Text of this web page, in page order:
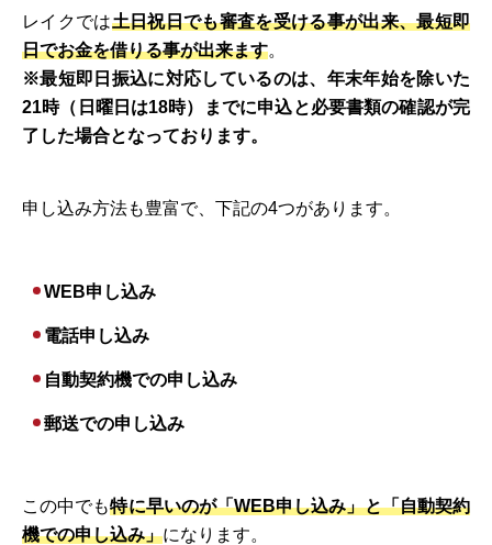
レイクでは土日祝日でも審査を受ける事が出来、最短即
日でお金を借りる事が出来ます。
※最短即日振込に対応しているのは、年末年始を除いた
21時（日曜日は18時）までに申込と必要書類の確認が完
了した場合となっております。
申し込み方法も豊富で、下記の4つがあります。
WEB申し込み
電話申し込み
自動契約機での申し込み
郵送での申し込み
この中でも特に早いのが「WEB申し込み」と「自動契約
機での申し込み」になります。